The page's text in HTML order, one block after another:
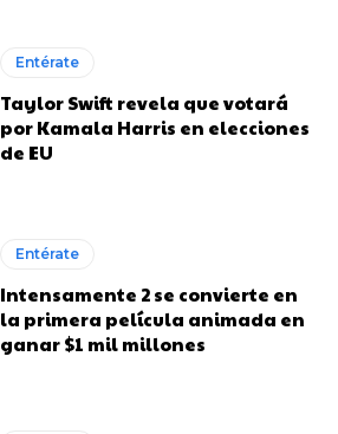
Entérate
Taylor Swift revela que votará
por Kamala Harris en elecciones
de EU
Entérate
Intensamente 2 se convierte en
la primera película animada en
ganar $1 mil millones